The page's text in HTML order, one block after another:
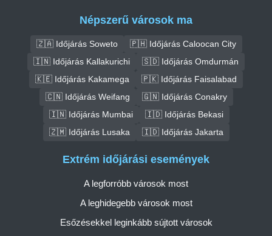
Népszerű városok ma
🇿🇦 Időjárás Soweto
🇵🇭 Időjárás Caloocan City
🇮🇳 Időjárás Kallakurichi
🇸🇩 Időjárás Omdurmán
🇰🇪 Időjárás Kakamega
🇵🇰 Időjárás Faisalabad
🇨🇳 Időjárás Weifang
🇬🇳 Időjárás Conakry
🇮🇳 Időjárás Mumbai
🇮🇩 Időjárás Bekasi
🇿🇲 Időjárás Lusaka
🇮🇩 Időjárás Jakarta
Extrém időjárási események
A legforróbb városok most
A leghidegebb városok most
Esőzésekkel leginkább sújtott városok